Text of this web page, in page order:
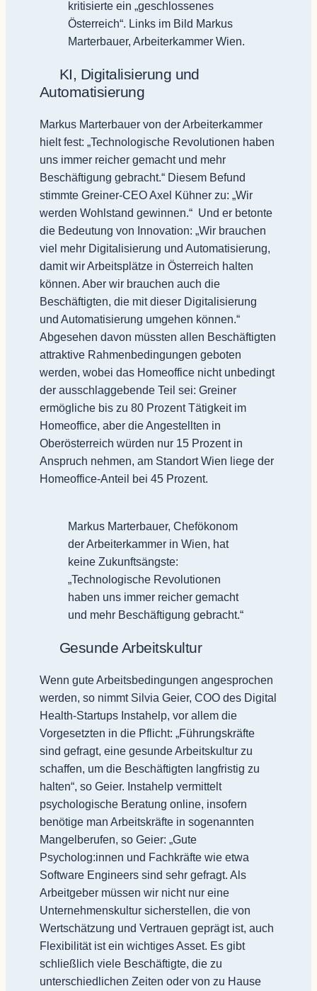
kritisierte ein „geschlossenes
Österreich“. Links im Bild Markus
Marterbauer, Arbeiterkammer Wien.
KI, Digitalisierung und
Automatisierung
Markus Marterbauer von der Arbeiterkammer
hielt fest: „Technologische Revolutionen haben
uns immer reicher gemacht und mehr
Beschäftigung gebracht.“ Diesem Befund
stimmte Greiner-CEO Axel Kühner zu: „Wir
werden Wohlstand gewinnen.“ Und er betonte
die Bedeutung von Innovation: „Wir brauchen
viel mehr Digitalisierung und Automatisierung,
damit wir Arbeitsplätze in Österreich halten
können. Aber wir brauchen auch die
Beschäftigten, die mit dieser Digitalisierung
und Automatisierung umgehen können.“
Abgesehen davon müssten allen Beschäftigten
attraktive Rahmenbedingungen geboten
werden, wobei das Homeoffice nicht unbedingt
der ausschlaggebende Teil sei: Greiner
ermögliche bis zu 80 Prozent Tätigkeit im
Homeoffice, aber die Angestellten in
Oberösterreich würden nur 15 Prozent in
Anspruch nehmen, am Standort Wien liege der
Homeoffice-Anteil bei 45 Prozent.
Markus Marterbauer, Chefökonom
der Arbeiterkammer in Wien, hat
keine Zukunftsängste:
„Technologische Revolutionen
haben uns immer reicher gemacht
und mehr Beschäftigung gebracht.“
Gesunde Arbeitskultur
Wenn gute Arbeitsbedingungen angesprochen
werden, so nimmt Silvia Geier, COO des Digital
Health-Startups Instahelp, vor allem die
Vorgesetzten in die Pflicht: „Führungskräfte
sind gefragt, eine gesunde Arbeitskultur zu
schaffen, um die Beschäftigten langfristig zu
halten“, so Geier. Instahelp vermittelt
psychologische Beratung online, insofern
benötige man Arbeitskräfte in sogenannten
Mangelberufen, so Geier: „Gute
Psycholog:innen und Fachkräfte wie etwa
Software Engineers sind sehr gefragt. Als
Arbeitgeber müssen wir nicht nur eine
Unternehmenskultur sicherstellen, die von
Wertschätzung und Vertrauen geprägt ist, auch
Flexibilität ist ein wichtiges Asset. Es gibt
schließlich viele Beschäftigte, die zu
unterschiedlichen Zeiten oder von zu Hause